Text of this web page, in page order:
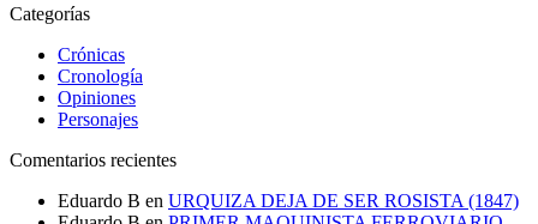
Categorías
Crónicas
Cronología
Opiniones
Personajes
Comentarios recientes
Eduardo B en URQUIZA DEJA DE SER ROSISTA (1847)